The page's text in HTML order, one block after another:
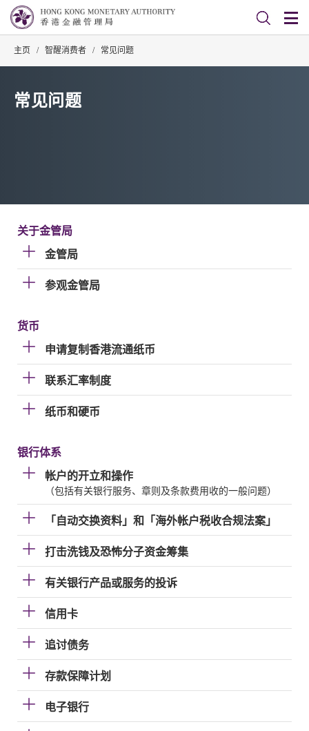
主页 / 智醒消费者 / 常见问题
常见问题
关于金管局
金管局
参观金管局
货币
申请复制香港流通纸币
联系汇率制度
纸币和硬币
银行体系
帐户的开立和操作
（包括有关银行服务、章则及条款费用收的一般问题）
「自动交换资料」和「海外帐户税收合规法案」
打击洗钱及恐怖分子资金筹集
有关银行产品或服务的投诉
信用卡
追讨债务
存款保障计划
电子银行